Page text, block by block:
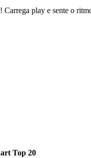
play e sente o
Top 20